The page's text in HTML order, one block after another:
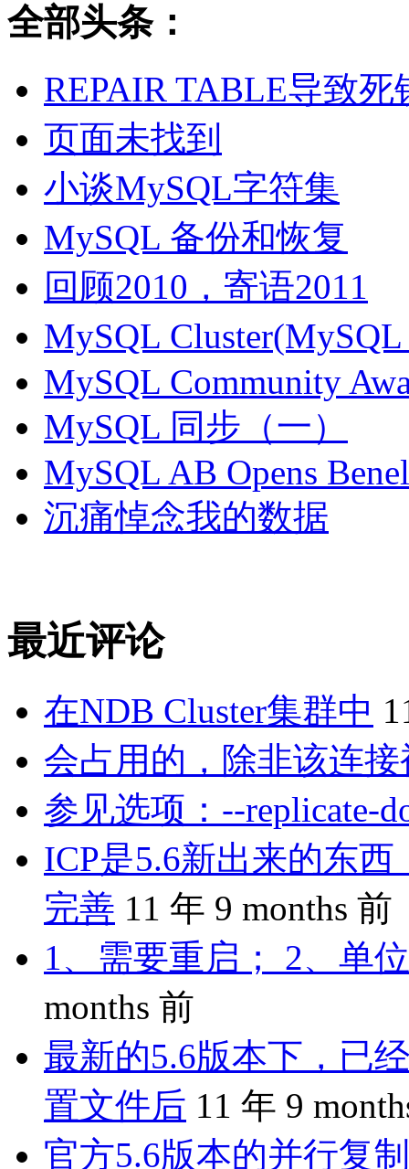
全部头条：
REPAIR TABLE导致死
页面未找到
小谈MySQL字符集
MySQL 备份和恢复
回顾2010，寄语2011
MySQL
MySQL Community
MySQL 同步（一）
MySQL AB Opens
沉痛悼念我的数据
最近评论
在NDB Cluster集群中
会占用的，除非该连
参见选项：--replicate-
ICP是5.6新出来的东
完善 11 年 9 months 前
1、需要重启； 2、单
months 前
最新的5.6版本下，已
置文件后 11 年 9
官方5.6版本的并行复